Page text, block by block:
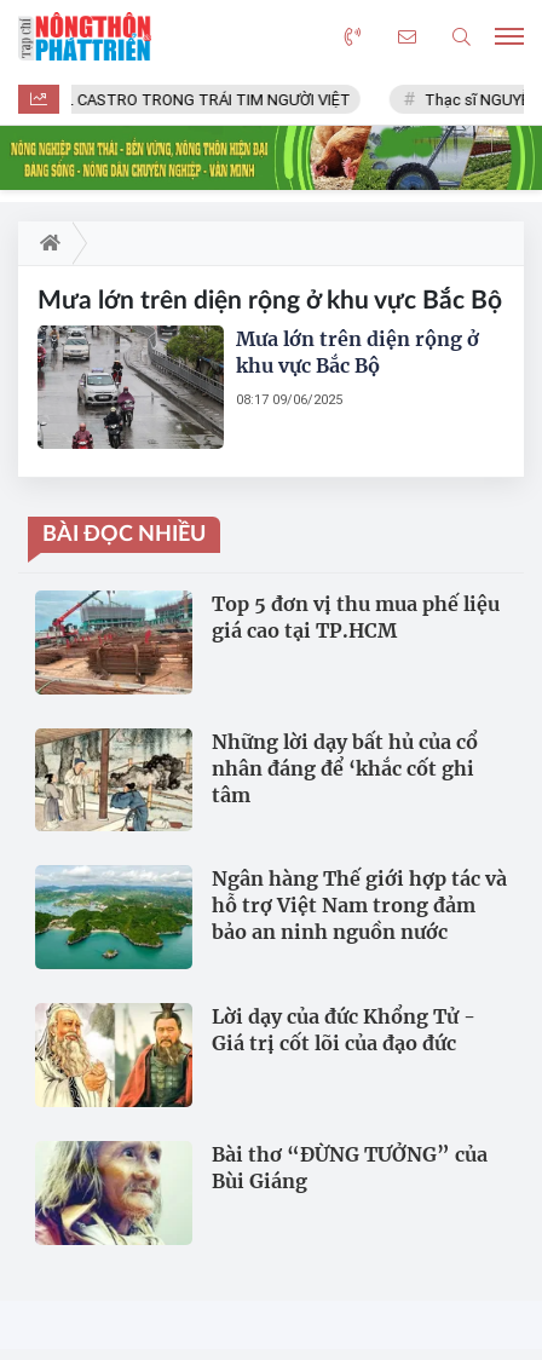
FIDEL CASTRO TRONG TRÁI TIM NGƯỜI VIỆT Thạc sĩ NGUYỄN
Mưa lớn trên diện rộng ở khu vực Bắc Bộ
Mưa lớn trên diện rộng ở
khu vực Bắc Bộ
08:17 09/06/2025
BÀI ĐỌC NHIỀU
Top 5 đơn vị thu mua phế liệu
giá cao tại TP.HCM
Những lời dạy bất hủ của cổ
nhân đáng để ‘khắc cốt ghi
tâm
Ngân hàng Thế giới hợp tác và
hỗ trợ Việt Nam trong đảm
bảo an ninh nguồn nước
Lời dạy của đức Khổng Tử -
Giá trị cốt lõi của đạo đức
Bài thơ “ĐỪNG TƯỞNG” của
Bùi Giáng